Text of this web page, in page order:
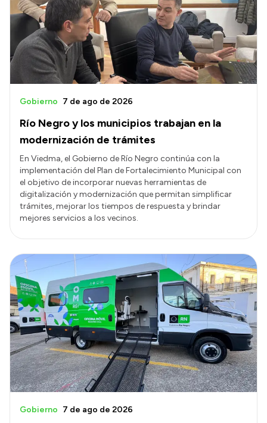
Transparencia
Presupuesto
Boletín Oficial
Compras y licitaciones
Consulta de pago a proveedores
Convocatorias
Intranet
Login
Río Negro y los municipios trabajan en la
modernización de trámites
Gobierno 7 de ago de 2026
En Viedma, el Gobierno de Río Negro continúa con la
implementación del Plan de Fortalecimiento Municipal con
el objetivo de incorporar nuevas herramientas de
digitalización y modernización que permitan simplificar
trámites, mejorar los tiempos de respuesta y brindar
mejores servicios a los vecinos.
Gobierno 7 de ago de 2026